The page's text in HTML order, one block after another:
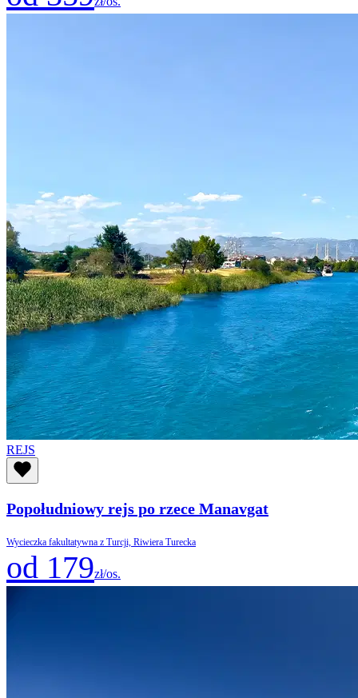
REJS
Popołudniowy rejs po rzece Manavgat
Wycieczka fakultatywna z Turcji, Riwiera Turecka
od 179zł/os.